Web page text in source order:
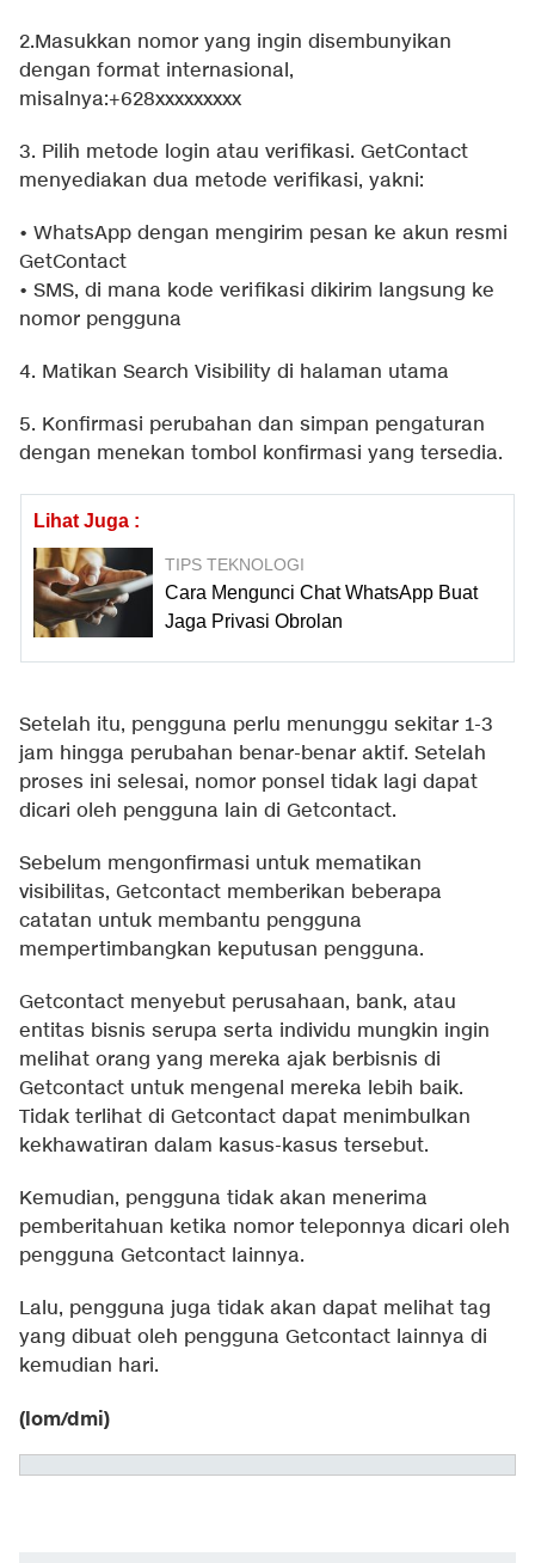
2.Masukkan nomor yang ingin disembunyikan
dengan format internasional,
misalnya:+628xxxxxxxxx
3. Pilih metode login atau verifikasi. GetContact
menyediakan dua metode verifikasi, yakni:
• WhatsApp dengan mengirim pesan ke akun resmi
GetContact
• SMS, di mana kode verifikasi dikirim langsung ke
nomor pengguna
4. Matikan Search Visibility di halaman utama
5. Konfirmasi perubahan dan simpan pengaturan
dengan menekan tombol konfirmasi yang tersedia.
Lihat Juga :
TIPS TEKNOLOGI
Cara Mengunci Chat WhatsApp Buat
Jaga Privasi Obrolan
Setelah itu, pengguna perlu menunggu sekitar 1-3
jam hingga perubahan benar-benar aktif. Setelah
proses ini selesai, nomor ponsel tidak lagi dapat
dicari oleh pengguna lain di Getcontact.
Sebelum mengonfirmasi untuk mematikan
visibilitas, Getcontact memberikan beberapa
catatan untuk membantu pengguna
mempertimbangkan keputusan pengguna.
Getcontact menyebut perusahaan, bank, atau
entitas bisnis serupa serta individu mungkin ingin
melihat orang yang mereka ajak berbisnis di
Getcontact untuk mengenal mereka lebih baik.
Tidak terlihat di Getcontact dapat menimbulkan
kekhawatiran dalam kasus-kasus tersebut.
Kemudian, pengguna tidak akan menerima
pemberitahuan ketika nomor teleponnya dicari oleh
pengguna Getcontact lainnya.
Lalu, pengguna juga tidak akan dapat melihat tag
yang dibuat oleh pengguna Getcontact lainnya di
kemudian hari.
(lom/dmi)